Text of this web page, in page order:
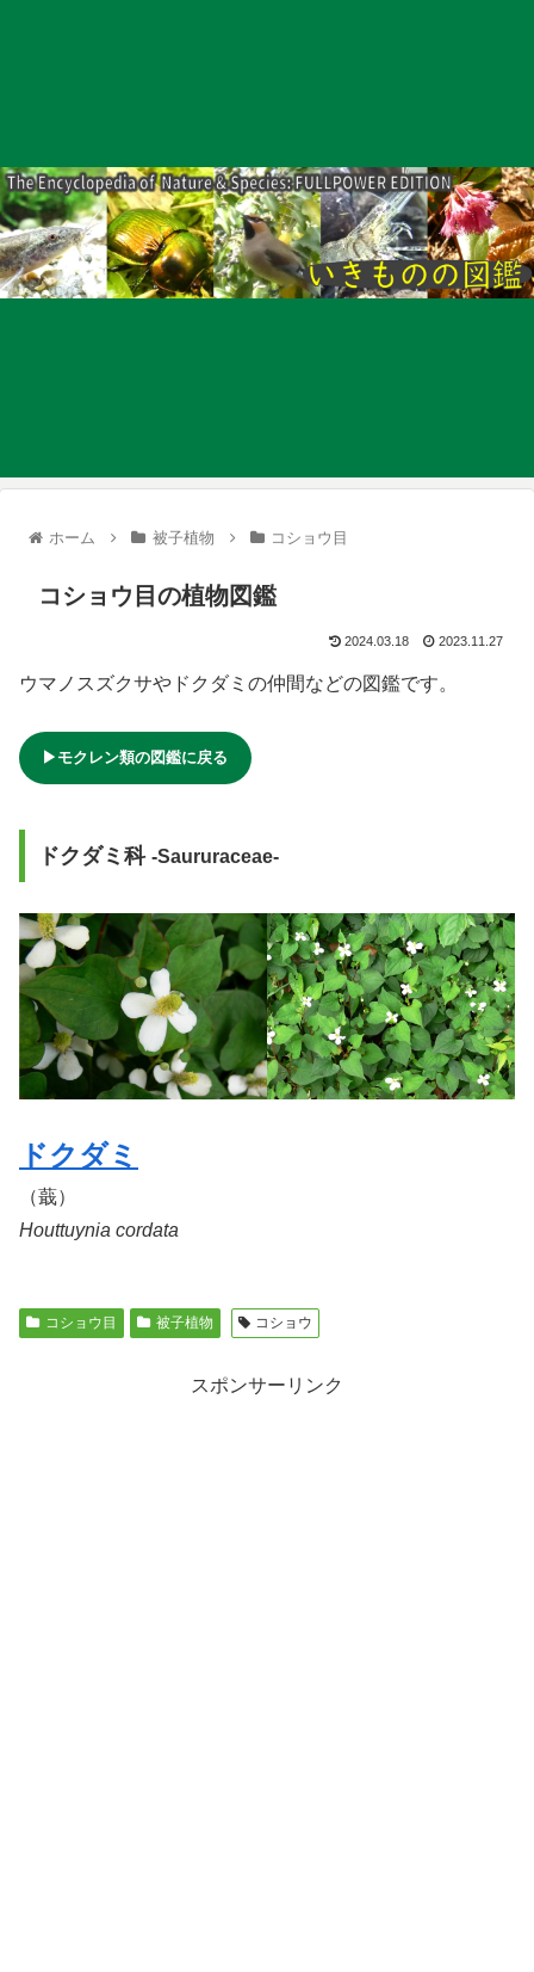
ホーム 被子植物 コショウ目
コショウ目の植物図鑑
2024.03.18 2023.11.27
ウマノスズクサやドクダミの仲間などの図鑑です。
▶モクレン類の図鑑に戻る
ドクダミ科 -Saururaceae-
ドクダミ
（蕺）
Houttuynia cordata
コショウ目 被子植物 コショウ
スポンサーリンク